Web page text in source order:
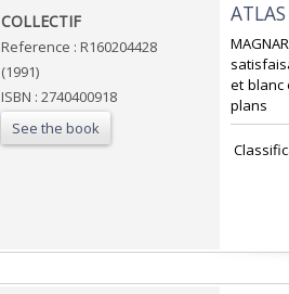
‎COLLECTIF‎
Reference : R160204428
(1991)
ISBN : 2740400918
See the book
et blanc
plans‎